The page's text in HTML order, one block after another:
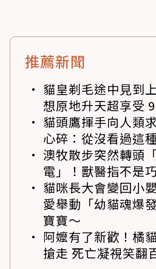
推薦新聞
貓皇剃毛途中見到
想原地升天超享受
貓頭鷹揮手向人類
心碎：從沒看過這
澳牧散步突然轉頭
電」！獸醫指不是
貓咪長大會變回小
愛舉動「幼貓魂爆
寶寶～
阿嬤有了新歡！橘
搶走 死亡凝視笑翻